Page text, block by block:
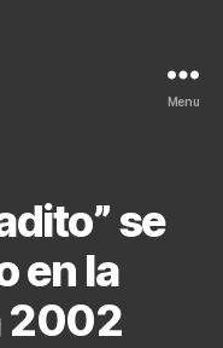
Menu
se
en la
2002